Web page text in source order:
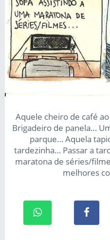
Aquele cheiro de café
Brigadeiro de panela…
parque… Aquela
tardezinha… Passar a
maratona de séries/
melhores